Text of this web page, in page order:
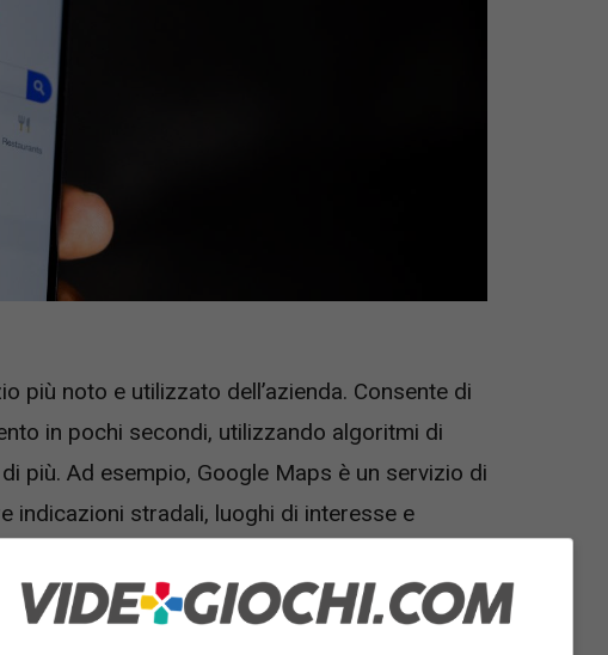
più noto e utilizzato dell’azienda. Consente di
in pochi secondi, utilizzando algoritmi di
più. Ad esempio, Google Maps è un servizio di
indicazioni stradali, luoghi di interesse e
Translate è un altro servizio importante,
web in molte lingue diverse.